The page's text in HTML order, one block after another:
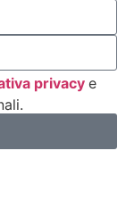
privacy e